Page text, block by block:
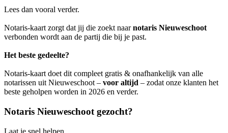
Lees dan vooral verder.
Notaris-kaart zorgt dat jij die zoekt naarnotaris Nieuweschoot
verbonden wordt aan de partij die bij je past.
Het beste gedeelte?
Notaris-kaart doet dit compleet gratis & onafhankelijk van alle
notarissen uit Nieuweschoot – voor altijd – zodat onze klanten het
beste geholpen worden in 2026 en verder.
Notaris Nieuweschoot gezocht?
Laat je snel helpen